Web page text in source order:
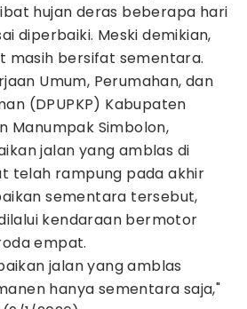
hujan deras beberapa hari
diperbaiki. Meski demikian,
masih bersifat sementara.
Umum, Perumahan, dan
(DPUPKP) Kabupaten
Manumpak Simbolon,
jalan yang amblas di
telah rampung pada akhir
sementara tersebut,
kendaraan bermotor
empat.
jalan yang amblas
hanya sementara saja,"